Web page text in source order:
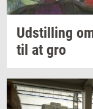
Ud­stil­ling
til at gro